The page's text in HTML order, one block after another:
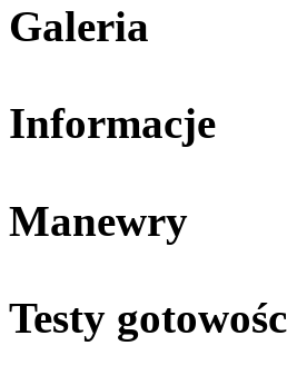
Galeria
Informacje
Manewry
Testy